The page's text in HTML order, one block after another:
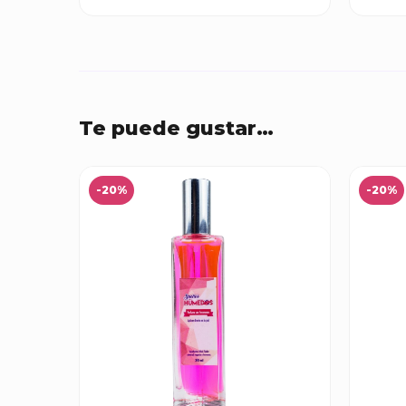
Te puede gustar…
-20% -20%